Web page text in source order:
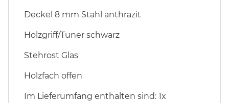
Deckel 8 mm Stahl anthrazit
Holzgriff/Tuner schwarz
Stehrost Glas
Holzfach offen
Im Lieferumfang enthalten sind: 1x